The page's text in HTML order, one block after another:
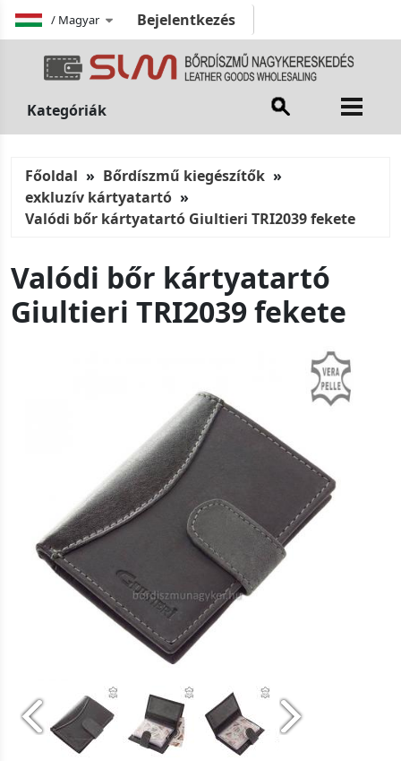
/ Magyar Bejelentkezés
Kategóriák
Főoldal
Bőrdíszmű kiegészítők
exkluzív kártyatartó
Valódi bőr kártyatartó Giultieri TRI2039 fekete
Valódi bőr kártyatartó
Giultieri TRI2039 fekete